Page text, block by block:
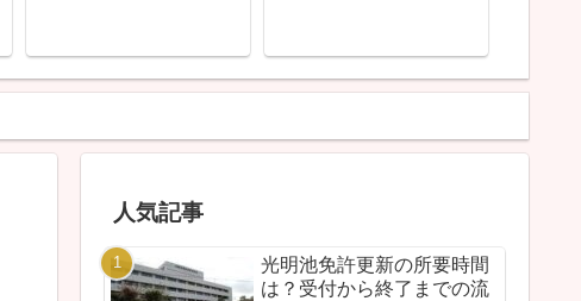
人気記事
光明池免許更新の所要時間
は？受付から終了までの流